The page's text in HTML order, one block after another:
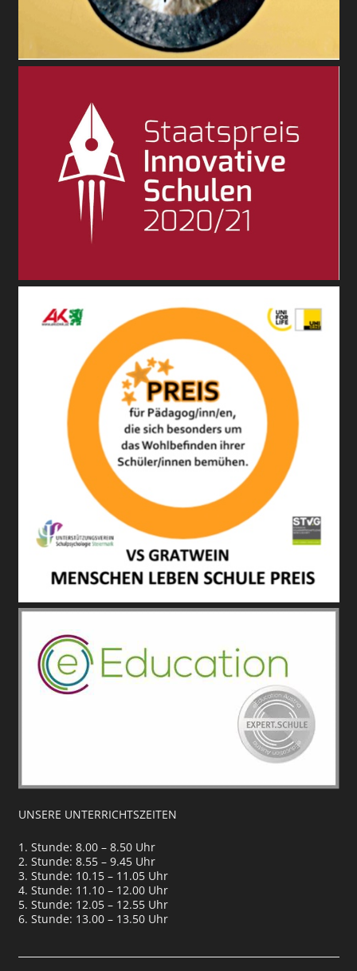
UNSERE UNTERRICHTSZEITEN
1. Stunde: 8.00 – 8.50 Uhr
2. Stunde: 8.55 – 9.45 Uhr
3. Stunde: 10.15 – 11.05 Uhr
4. Stunde: 11.10 – 12.00 Uhr
5. Stunde: 12.05 – 12.55 Uhr
6. Stunde: 13.00 – 13.50 Uhr